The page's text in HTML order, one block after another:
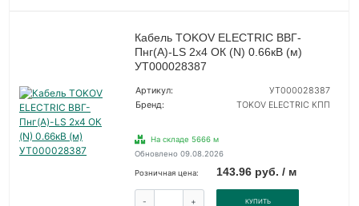
Кабель TOKOV ELECTRIC ВВГ-
Пнг(А)-LS 2х4 ОК (N) 0.66кВ (м)
УТ000028387
Артикул:
УТ000028387
Бренд:
TOKOV ELECTRIC КПП
На складе 5666 м
Обновлено 09.08.2026
Розничная цена: 143.96 руб. / м
- + КУПИТЬ